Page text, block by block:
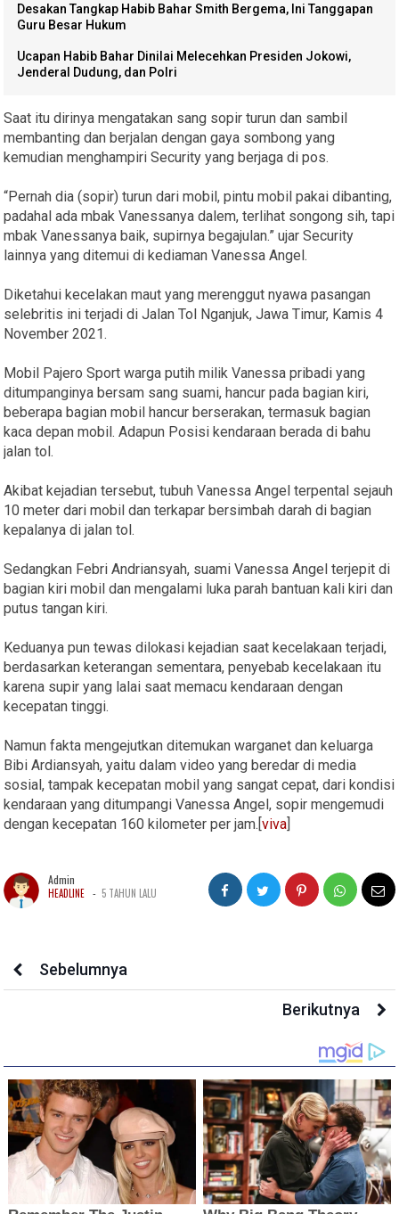
Desakan Tangkap Habib Bahar Smith Bergema, Ini Tanggapan
Guru Besar Hukum
Ucapan Habib Bahar Dinilai Melecehkan Presiden Jokowi,
Jenderal Dudung, dan Polri
Saat itu dirinya mengatakan sang sopir turun dan sambil
membanting dan berjalan dengan gaya sombong yang
kemudian menghampiri Security yang berjaga di pos.
“Pernah dia (sopir) turun dari mobil, pintu mobil pakai dibanting,
padahal ada mbak Vanessanya dalem, terlihat songong sih, tapi
mbak Vanessanya baik, supirnya begajulan.” ujar Security
lainnya yang ditemui di kediaman Vanessa Angel.
Diketahui kecelakan maut yang merenggut nyawa pasangan
selebritis ini terjadi di Jalan Tol Nganjuk, Jawa Timur, Kamis 4
November 2021.
Mobil Pajero Sport warga putih milik Vanessa pribadi yang
ditumpanginya bersam sang suami, hancur pada bagian kiri,
beberapa bagian mobil hancur berserakan, termasuk bagian
kaca depan mobil. Adapun Posisi kendaraan berada di bahu
jalan tol.
Akibat kejadian tersebut, tubuh Vanessa Angel terpental sejauh
10 meter dari mobil dan terkapar bersimbah darah di bagian
kepalanya di jalan tol.
Sedangkan Febri Andriansyah, suami Vanessa Angel terjepit di
bagian kiri mobil dan mengalami luka parah bantuan kali kiri dan
putus tangan kiri.
Keduanya pun tewas dilokasi kejadian saat kecelakaan terjadi,
berdasarkan keterangan sementara, penyebab kecelakaan itu
karena supir yang lalai saat memacu kendaraan dengan
kecepatan tinggi.
Namun fakta mengejutkan ditemukan warganet dan keluarga
Bibi Ardiansyah, yaitu dalam video yang beredar di media
sosial, tampak kecepatan mobil yang sangat cepat, dari kondisi
kendaraan yang ditumpangi Vanessa Angel, sopir mengemudi
dengan kecepatan 160 kilometer per jam.[viva]
Admin
HEADLINE - 5 TAHUN LALU
Sebelumnya
Berikutnya